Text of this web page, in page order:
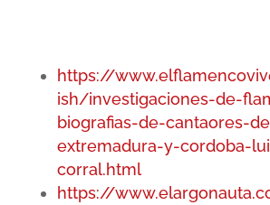
https://
ish/investigaciones-de-
biografias-de-cantaores-
extremadura-y-cordoba-
corral.html
https://